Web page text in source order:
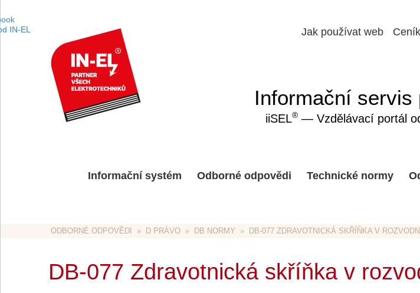
Jak používat web Ceník
Informační
iiSEL®— Vzdělávací portál
Informační systém Odborné odpovědi Technické normy
ODBORNÉ ODPOVĚDI
  »
D PRÁVO
  »
DB NORMY
»  DB-077 ZDRAVOTNICKÁ SKŘÍŇKA V
DB-077 Zdravotnická skříňka v